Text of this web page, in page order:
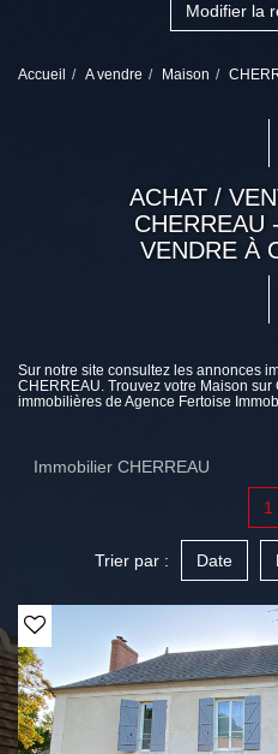
Modifier la
Accueil A vendre Maison
ACHAT /
CHERREAU
VENDRE À
Sur notre site consultez les annonces
CHERREAU. Trouvez votre Maison
immobilières de Agence Fertoise
Immobilier CHERREAU
1
Trier par : Date